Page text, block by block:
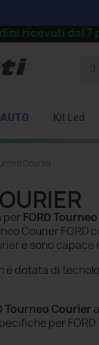
ricevuti dal 7
Kit Led
Courier
perFORD
Courier FORD
e sono
è dotata di
Tourneo Courier
per